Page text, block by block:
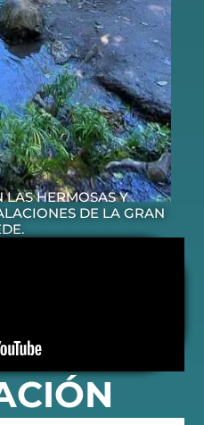
LAS HERMOSAS Y
DE LA GRAN